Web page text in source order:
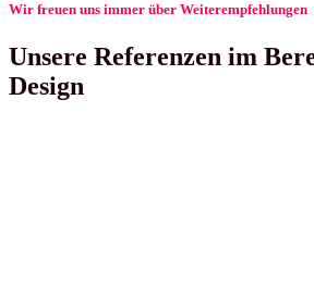
Wir freuen uns immer über Weiterempfehlungen
Unsere Referenzen im
Design